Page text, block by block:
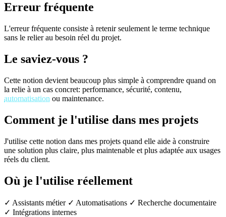
Erreur fréquente
L'erreur fréquente consiste à retenir seulement le terme technique
sans le relier au besoin réel du projet.
Le saviez-vous ?
Cette notion devient beaucoup plus simple à comprendre quand on
la relie à un cas concret: performance, sécurité, contenu,
automatisation ou maintenance.
Comment je l'utilise dans mes projets
J'utilise cette notion dans mes projets quand elle aide à construire
une solution plus claire, plus maintenable et plus adaptée aux usages
réels du client.
Où je l'utilise réellement
✓ Assistants métier ✓ Automatisations ✓ Recherche documentaire
✓ Intégrations internes